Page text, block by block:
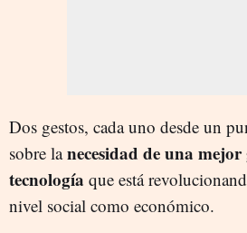
Dos gestos, cada uno desde un
sobre lanecesidad de una mejor
tecnología que está
nivel social como económico.